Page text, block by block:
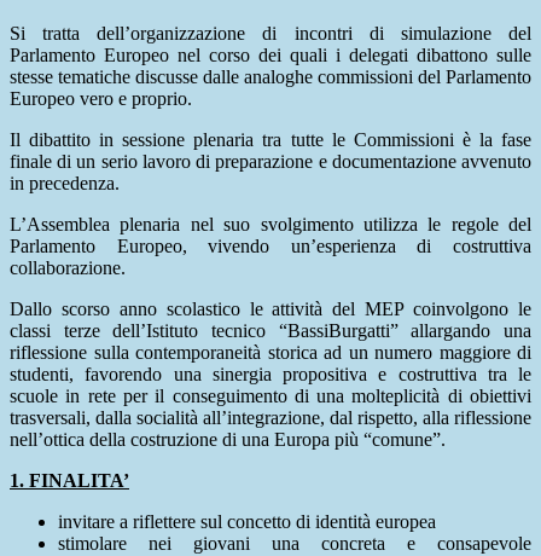
Si tratta dell’organizzazione di incontri di simulazione del
Parlamento Europeo nel corso dei quali i delegati dibattono sulle
stesse tematiche discusse dalle analoghe commissioni del Parlamento
Europeo vero e proprio.
Il dibattito in sessione plenaria tra tutte le Commissioni è la fase
finale di un serio lavoro di preparazione e documentazione avvenuto
in precedenza.
L’Assemblea plenaria nel suo svolgimento utilizza le regole del
Parlamento Europeo, vivendo un’esperienza di costruttiva
collaborazione.
Dallo scorso anno scolastico le attività del MEP coinvolgono le
classi terze dell’Istituto tecnico “BassiBurgatti” allargando una
riflessione sulla contemporaneità storica ad un numero maggiore di
studenti, favorendo una sinergia propositiva e costruttiva tra le
scuole in rete per il conseguimento di una molteplicità di obiettivi
trasversali, dalla socialità all’integrazione, dal rispetto, alla riflessione
nell’ottica della costruzione di una Europa più “comune”.
1. FINALITA’
invitare a riflettere sul concetto di identità europea
stimolare nei giovani una concreta e consapevole